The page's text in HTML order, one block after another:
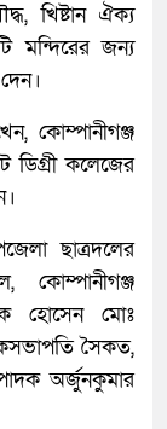
খিষ্টান ঐক্য
মন্দিরের জন্য
কোম্পানীগঞ্জ
ডিগ্রী কলেজের
ছাত্রদলের
কোম্পানীগঞ্জ
হোসেন মোঃ
সৈকত,
অর্জুনকুমার